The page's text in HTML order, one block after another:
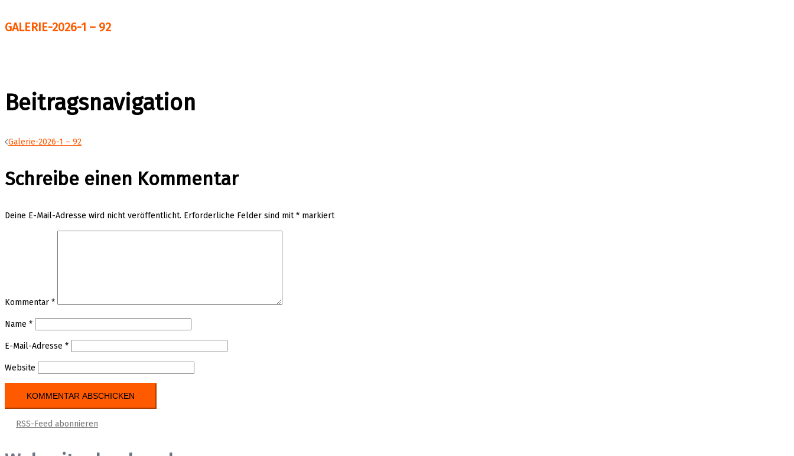
GALERIE-2026-1 – 92
Beitragsnavigation
Galerie-2026-1 – 92
Schreibe einen Kommentar
Deine E-Mail-Adresse wird nicht veröffentlicht. Erforderliche Felder sind mit* markiert
Kommentar *
Name *
E-Mail-Adresse *
Website
RSS-Feed abonnieren